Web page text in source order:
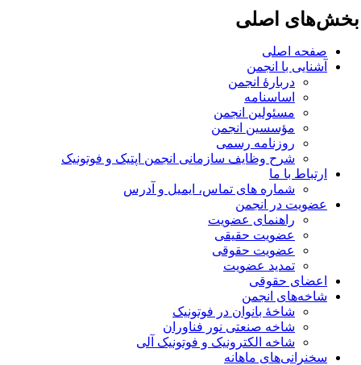
اصلی
صفحه اصلی
آشنایی با انجمن
دربارۀ انجمن
اساسنامه
مسئولین انجمن
مؤسسین انجمن
روزنامه رسمی
شرح وظایف سازمانی انجمن اپتیک و فوتونیک
ارتباط با ما
شماره های تماس، ایمیل و آدرس
عضویت در انجمن
راهنمای عضویت
عضویت حقیقی
عضویت حقوقی
تمدید عضویت
اعضای حقوقی
شاخه‌های انجمن
شاخۀ بانوان در فوتونیک
شاخه صنعتی نور فناوران
شاخه‌ الکترونیک و فوتونیک آلی
سخنرانی‌های ماهانه